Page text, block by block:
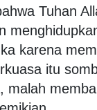
Tuhan
karena
itu
malah